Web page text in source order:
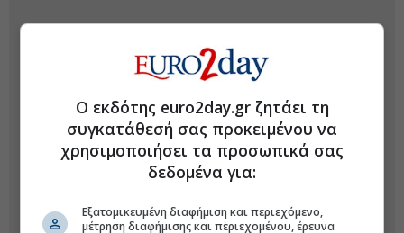
Ο εκδότης euro2day.gr ζητάει τη
συγκατάθεσή σας προκειμένου να
χρησιμοποιήσει τα προσωπικά σας
δεδομένα για:
Εξατομικευμένη διαφήμιση και περιεχόμενο,
μέτρηση διαφήμισης και περιεχομένου, έρευνα